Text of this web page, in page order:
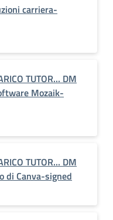
carriera-
TUTOR... DM
Mozaik-
TUTOR... DM
di Canva-signed